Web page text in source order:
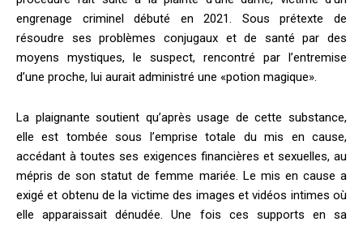
engrenage criminel débuté en 2021. Sous prétexte de
résoudre ses problèmes conjugaux et de santé par des
moyens mystiques, le suspect, rencontré par l’entremise
d’une proche, lui aurait administré une «potion magique».
La plaignante soutient qu’après usage de cette substance,
elle est tombée sous l’emprise totale du mis en cause,
accédant à toutes ses exigences financières et sexuelles, au
mépris de son statut de femme mariée. Le mis en cause a
exigé et obtenu de la victime des images et vidéos intimes où
elle apparaissait dénudée. Une fois ces supports en sa